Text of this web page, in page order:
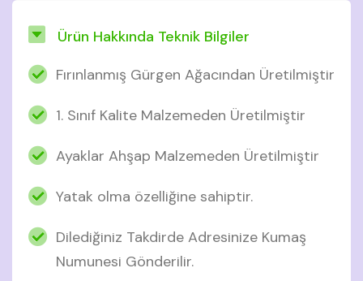
Ürün Hakkında Teknik Bilgiler
Fırınlanmış Gürgen Ağacından Üretilmiştir
1. Sınıf Kalite Malzemeden Üretilmiştir
Ayaklar Ahşap Malzemeden Üretilmiştir
Yatak olma özelliğine sahiptir.
Dilediğiniz Takdirde Adresinize Kumaş
Numunesi Gönderilir.